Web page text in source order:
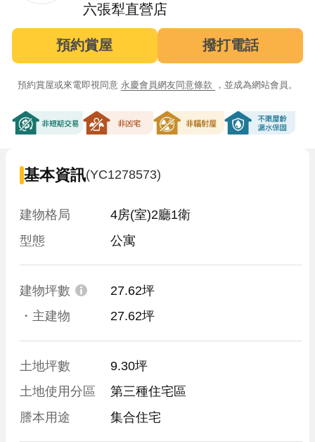
六張犁直營店
預約賞屋 撥打電話
預約賞屋或來電即視同意 永慶會員網友同意條款 ，並成為網站會員。
基本資訊(YC1278573)
建物格局
4房(室)2廳1衛
型態
公寓
建物坪數
27.62坪
・主建物
27.62坪
土地坪數
9.30坪
土地使用分區
第三種住宅區
謄本用途
集合住宅